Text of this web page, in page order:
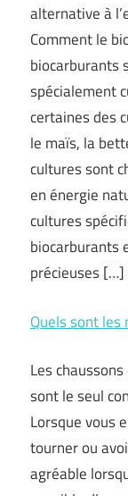
alternative à
Comment le
biocarburants
spécialement
certaines des
le maïs, la
cultures sont
en énergie
cultures
biocarburants
précieuses […]
Quels sont les
Les
sont le seul
Lorsque vous
tourner ou
agréable